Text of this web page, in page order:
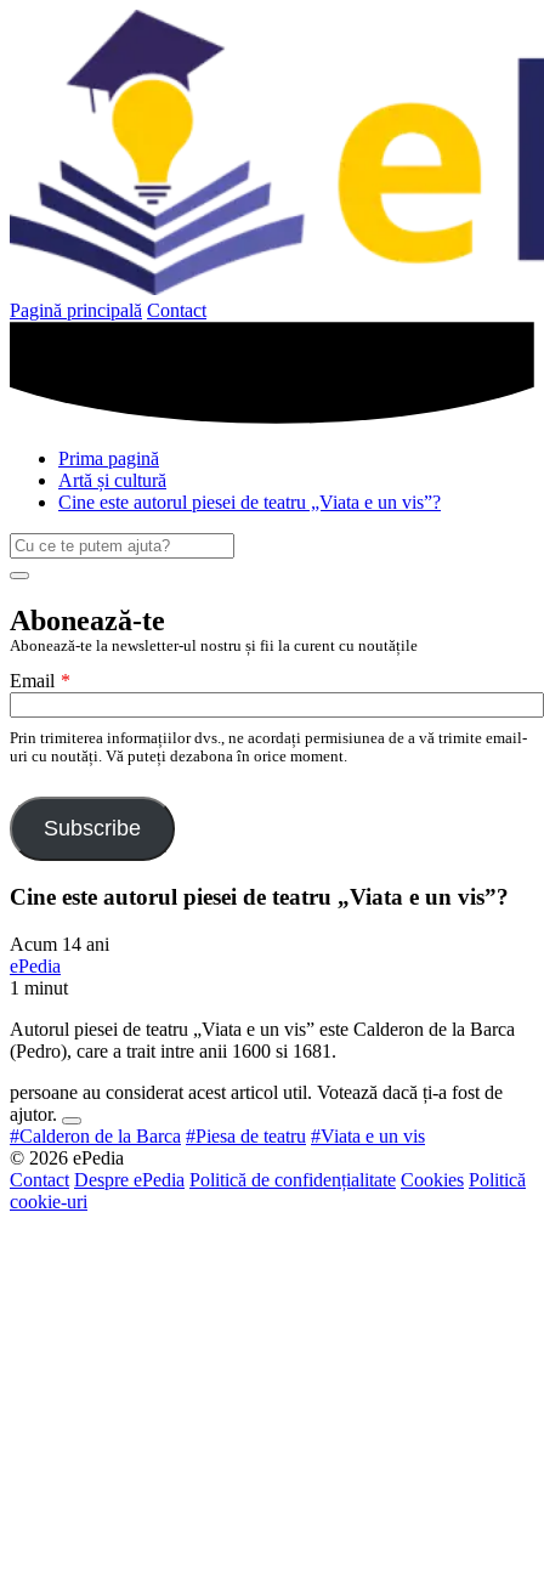
Pagină principală Contact
Prima pagină
Artă și cultură
Cine este autorul piesei de teatru „Viata e un vis”?
Caută
după:
Search
Abonează-te
Abonează-te la newsletter-ul nostru și fii la curent cu noutățile
Email *
Prin trimiterea informațiilor dvs., ne acordați permisiunea de a vă trimite email-
uri cu noutăți. Vă puteți dezabona în orice moment.
Subscribe
Cine este autorul piesei de teatru „Viata e un vis”?
Acum 14 ani
ePedia
1 minut
Autorul piesei de teatru „Viata e un vis” este Calderon de la Barca
(Pedro), care a trait intre anii 1600 si 1681.
persoane au considerat acest articol util. Votează dacă ți-a fost de
ajutor.
#Calderon de la Barca #Piesa de teatru #Viata e un vis
© 2026 ePedia
Contact Despre ePedia Politică de confidențialitate Cookies Politică
cookie-uri